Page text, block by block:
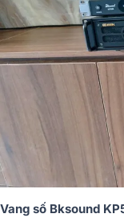
Vang số Bksound